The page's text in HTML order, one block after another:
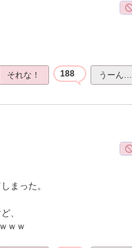
それな！ 188 うーん…
まった。
、
ｗｗ